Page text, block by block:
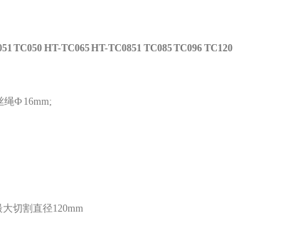
TC050 HT-TC065 HT-TC0851 TC085 TC096 TC120
绳Ф16mm;
大切割直径120mm